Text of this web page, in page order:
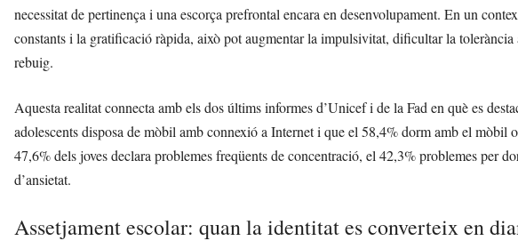
necessitat de pertinença i una escorça prefrontal encara en desenvolupament. En un
constants i la gratificació ràpida, això pot augmentar la impulsivitat, dificultar la
rebuig.
Aquesta realitat connecta amb els dos últims informes d’Unicef i de la Fad en què es
adolescents disposa de mòbil amb connexió a Internet i que el 58,4% dorm amb el mòbil
47,6% dels joves declara problemes freqüents de concentració, el 42,3% problemes per
d’ansietat.
Assetjament escolar: quan la identitat es converteix en